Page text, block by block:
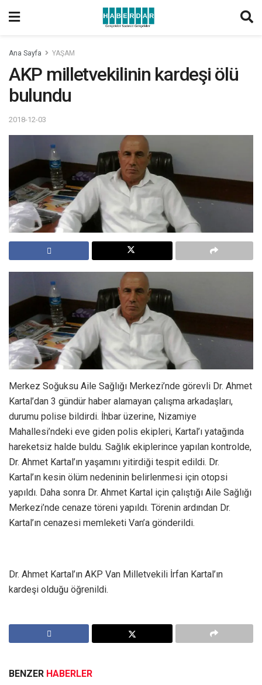
Ana Sayfa YAŞAM
AKP milletvekilinin kardeşi ölü
bulundu
2018-12-03
Merkez Soğuksu Aile Sağlığı Merkezi’nde görevli Dr. Ahmet
Kartal’dan 3 gündür haber alamayan çalışma arkadaşları,
durumu polise bildirdi. İhbar üzerine, Nizamiye
Mahallesi’ndeki eve giden polis ekipleri, Kartal’ı yatağında
hareketsiz halde buldu. Sağlık ekiplerince yapılan kontrolde,
Dr. Ahmet Kartal’ın yaşamını yitirdiği tespit edildi. Dr.
Kartal’ın kesin ölüm nedeninin belirlenmesi için otopsi
yapıldı. Daha sonra Dr. Ahmet Kartal için çalıştığı Aile Sağlığı
Merkezi’nde cenaze töreni yapıldı. Törenin ardından Dr.
Kartal’ın cenazesi memleketi Van’a gönderildi.
Dr. Ahmet Kartal’ın AKP Van Milletvekili İrfan Kartal’ın
kardeşi olduğu öğrenildi.
BENZER HABERLER